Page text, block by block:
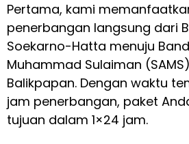
Pertama, kami
penerbangan langsung dari
Soekarno-Hatta menuju
Muhammad Sulaiman
Balikpapan. Dengan waktu
jam penerbangan, paket
tujuan dalam 1×24 jam.